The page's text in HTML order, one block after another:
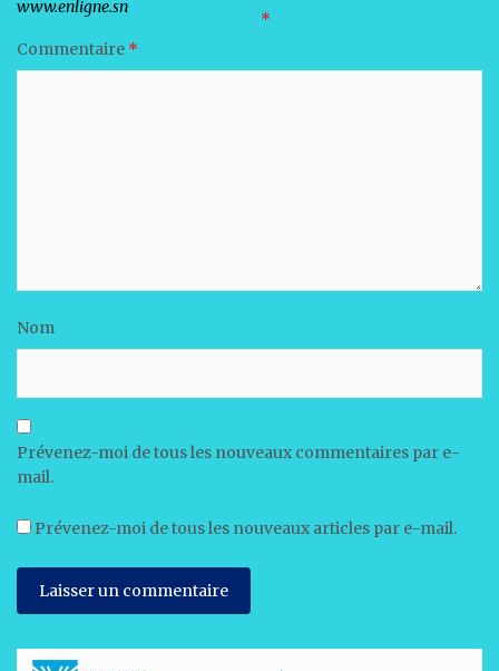
Votre adresse e-mail ne sera pas publiée.
Les champs obligatoires sont indiqués avec *
Commentaire *
Nom
Prévenez-moi de tous les nouveaux commentaires par e-
mail.
Prévenez-moi de tous les nouveaux articles par e-mail.